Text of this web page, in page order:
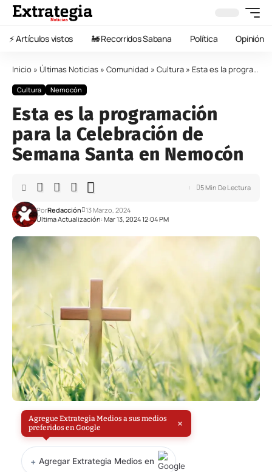
⚡️ Artículos vistos 🚂 Recorridos Sabana Política Opinión
Inicio » Últimas Noticias » Comunidad » Cultura » Esta es la programación para la Celebración de Semana Santa en Nemocón
Cultura Nemocón
Esta es la programación
para la Celebración de
Semana Santa en Nemocón
Última Actualización: Mar 13, 2024 12:04 PM
PorRedacción 13 Marzo, 2024
5 Min De Lectura
Agregue Extrategia Medios a sus medios
preferidos en Google
×
+ Agregar Extrategia Medios en